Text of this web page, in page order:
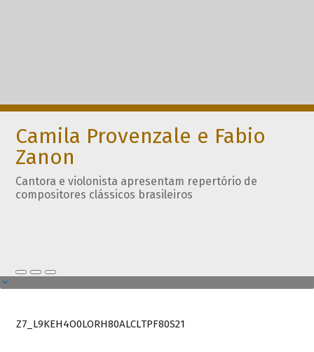
Camila Provenzale e Fabio
Zanon
Cantora e violonista apresentam repertório de
compositores clássicos brasileiros
Z7_L9KEH4O0LORH80ALCLTPF80S21